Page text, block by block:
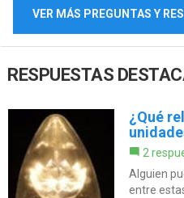
VER MÁS PREGUNTAS Y
RESPUESTAS
¿Qué
2
Alguien
entre